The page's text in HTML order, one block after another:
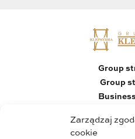
Zarządzaj
cookie
Group
Group
Wszystkie prawa